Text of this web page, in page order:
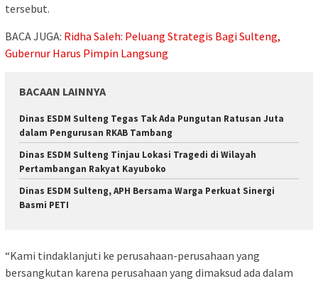
tersebut.
BACA JUGA: Ridha Saleh: Peluang Strategis Bagi Sulteng,
Gubernur Harus Pimpin Langsung
BACAAN LAINNYA
Dinas ESDM Sulteng Tegas Tak Ada Pungutan Ratusan Juta
dalam Pengurusan RKAB Tambang
Dinas ESDM Sulteng Tinjau Lokasi Tragedi di Wilayah
Pertambangan Rakyat Kayuboko
Dinas ESDM Sulteng, APH Bersama Warga Perkuat Sinergi
Basmi PETI
“Kami tindaklanjuti ke perusahaan-perusahaan yang
bersangkutan karena perusahaan yang dimaksud ada dalam